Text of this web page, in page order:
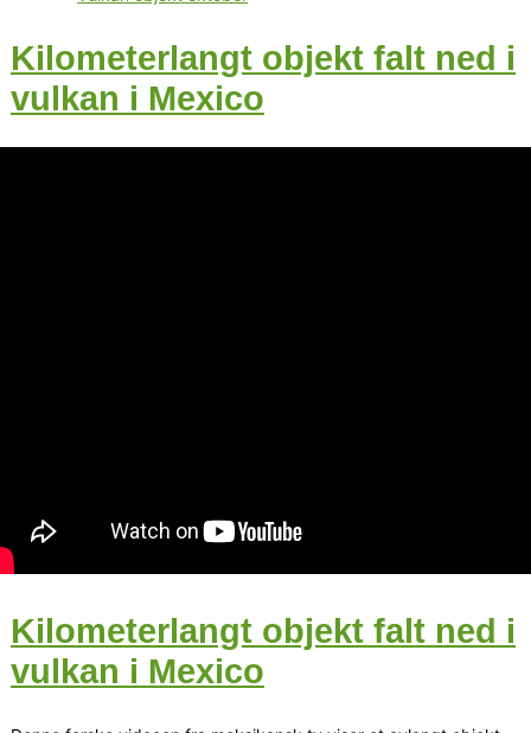
Kilometerlangt objekt falt ned i
vulkan i Mexico
Kilometerlangt objekt falt ned i
vulkan i Mexico